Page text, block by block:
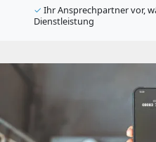
✓ Ihr Ansprechpartner vor,
Dienstleistung